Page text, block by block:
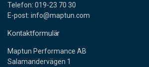
Telefon: 019-23 70 30
E-post: info@maptun.com
Kontaktformulär
Maptun Performance AB
Salamandervägen 1